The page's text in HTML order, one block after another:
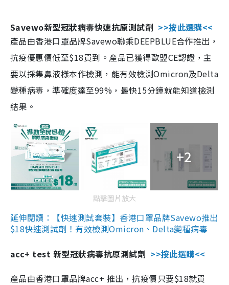
Savewo新型冠狀病毒快速抗原測試劑 >>按此選購<<
產品由香港口罩品牌Savewo聯乘DEEPBLUE合作推出，
抗疫優惠價低至$18買到。產品已獲得歐盟CE認證，主
要以採集鼻液樣本作檢測，能有效檢測Omicron及Delta
變種病毒，準確度達至99%，最快15分鐘就能知道檢測
結果。
+2
點擊圖片放大
延伸閱讀：【快速測試套裝】香港口罩品牌Savewo推出
$18快速測試劑！有效檢測Omicron、Delta變種病毒
acc+ test 新型冠狀病毒抗原測試劑 >>按此選購<<
產品由香港口罩品牌acc+ 推出，抗疫價只要$18就買